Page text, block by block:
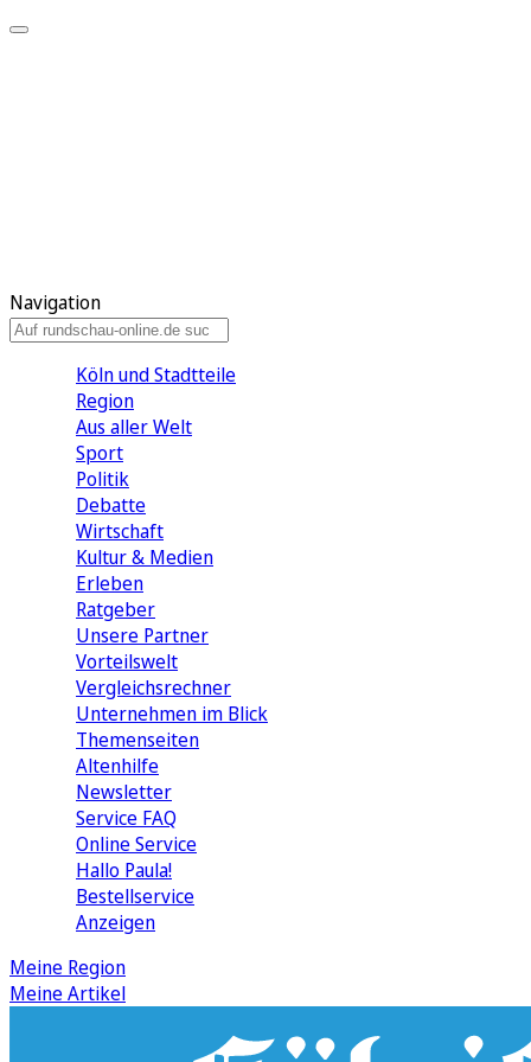
Navigation
Köln und Stadtteile
Region
Aus aller Welt
Sport
Politik
Debatte
Wirtschaft
Kultur & Medien
Erleben
Ratgeber
Unsere Partner
Vorteilswelt
Vergleichsrechner
Unternehmen im Blick
Themenseiten
Altenhilfe
Newsletter
Service FAQ
Online Service
Hallo Paula!
Bestellservice
Anzeigen
Meine Region
Meine Artikel